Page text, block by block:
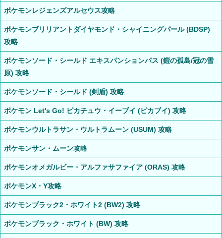
ポケモンレジェンズアルセウス攻略
ポケモンブリリアントダイヤモンド・シャイニングパール (BDSP)
攻略
ポケモンソード・シールド エキスパンションパス (鎧の孤島/冠の雪
原) 攻略
ポケモンソード・シールド (剣盾) 攻略
ポケモン Let's Go! ピカチュウ・イーブイ (ピカブイ) 攻略
ポケモンウルトラサン・ウルトラムーン (USUM) 攻略
ポケモンサン・ムーン攻略
ポケモンオメガルビー・アルファサファイア (ORAS) 攻略
ポケモンX・Y攻略
ポケモンブラック2・ホワイト2 (BW2) 攻略
ポケモンブラック・ホワイト (BW) 攻略